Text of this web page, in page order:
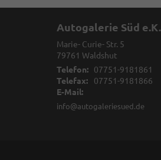
Autogalerie Süd e.K.
Marie- Curie- Str. 5
79761 Waldshut
Telefon:
07751-9181861
Telefax:
07751-9181866
E-Mail:
info@autogaleriesued.de